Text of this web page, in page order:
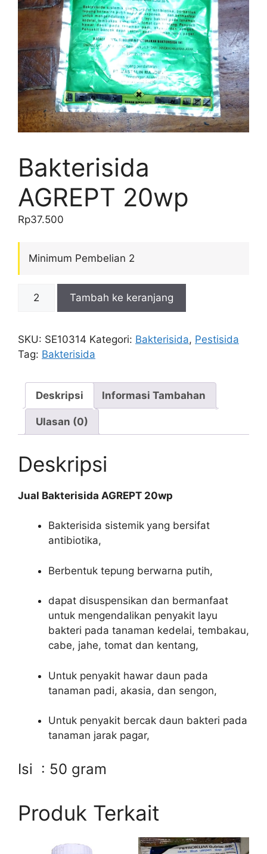
Bakterisida
AGREPT 20wp
Rp37.500
Minimum Pembelian 2
Kuantitas
20wp
Tambah ke keranjang
SKU: SE10314 Kategori: Bakterisida, Pestisida
Tag: Bakterisida
Deskripsi Informasi Tambahan
Ulasan (0)
Deskripsi
Jual Bakterisida AGREPT 20wp
Bakterisida sistemik yang bersifat
antibiotika,
Berbentuk tepung berwarna putih,
dapat disuspensikan dan bermanfaat
untuk mengendalikan penyakit layu
bakteri pada tanaman kedelai, tembakau,
cabe, jahe, tomat dan kentang,
Untuk penyakit hawar daun pada
tanaman padi, akasia, dan sengon,
Untuk penyakit bercak daun bakteri pada
tanaman jarak pagar,
Isi : 50 gram
Produk Terkait